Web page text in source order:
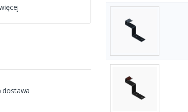
dostawa